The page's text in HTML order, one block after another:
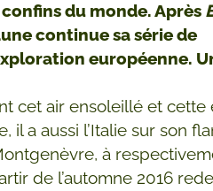
du monde. Après
continue sa série de
européenne.
cet air ensoleillé et cette
a aussi l’Italie sur son
à
de l’automne 2016